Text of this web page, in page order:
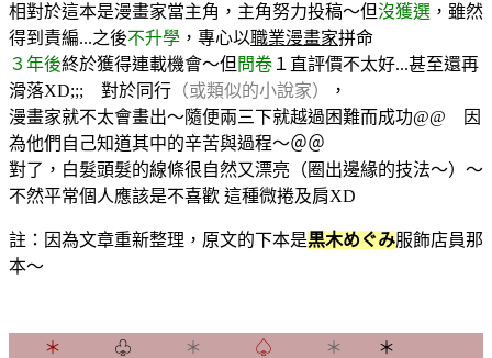
相對於這本是漫畫家當主角，主角努力投稿～但沒獲選 ，雖然
得到責編...之後不升學 ，專心以職業漫畫家拼命
３年後終於獲得連載機會～但問卷 １直評價不太好...甚至還再
滑落XD;;; 對於同行 （或類似的小說家）
，
漫畫家就不太會畫出～隨便兩三下就越過困難而成功@@ 因
為他們自己知道其中的辛苦與過程～＠＠
對了，白髮頭髮的線條很自然又漂亮（圈出邊緣的技法～）～
不然平常個人應該是不喜歡 這種微捲及肩XD
註：因為文章重新整理，原文的下本是黒木めぐみ服飾店員那
本～
＊ ♧ ＊ ♤ ＊
＊